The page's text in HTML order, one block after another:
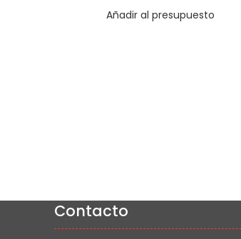
Añadir al presupuesto
Contacto